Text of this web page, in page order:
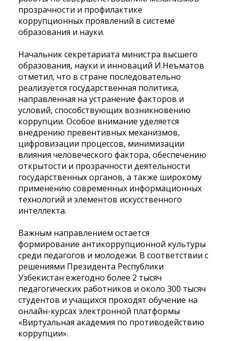
прозрачности и профилактике
коррупционных проявлений в системе
образования и науки.
Начальник секретариата министра высшего
образования, науки и инноваций И.Неъматов
отметил, что в стране последовательно
реализуется государственная политика,
направленная на устранение факторов и
условий, способствующих возникновению
коррупции. Особое внимание уделяется
внедрению превентивных механизмов,
цифровизации процессов, минимизации
влияния человеческого фактора, обеспечению
открытости и прозрачности деятельности
государственных органов, а также широкому
применению современных информационных
технологий и элементов искусственного
интеллекта.
Важным направлением остается
формирование антикоррупционной культуры
среди педагогов и молодежи. В соответствии с
решениями Президента Республики
Узбекистан ежегодно более 2 тысяч
педагогических работников и около 300 тысяч
студентов и учащихся проходят обучение на
онлайн-курсах электронной платформы
«Виртуальная академия по противодействию
коррупции».